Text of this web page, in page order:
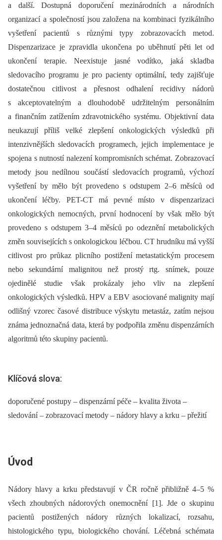
a další. Dostupná doporučení mezinárodních a národních
organizací a společností jsou založena na kombinaci fyzikálního
vyšetření pacientů s různými typy zobrazovacích metod.
Dispenzarizace je zpravidla ukončena po uběhnutí pěti let od
ukončení terapie. Neexistuje jasné vodítko, jaká skladba
sledovacího programu je pro pacienty optimální, tedy zajišťuje
dostatečnou citlivost a přesnost odhalení recidivy nádorů
s akceptovatelným a dlouhodobě udržitelným personálním
a finančním zatížením zdravotnického systému. Objektivní data
neukazují příliš velké zlepšení onkologických výsledků při
intenzivnějších sledovacích programech, jejich implementace je
spojena s nutností nalezení kompromisních schémat. Zobrazovací
metody jsou nedílnou součástí sledovacích programů, výchozí
vyšetření by mělo být provedeno s odstupem 2–6 měsíců od
ukončení léčby. PET-CT má pevné místo v dispenzarizaci
onkologických nemocných, první hodnocení by však mělo být
provedeno s odstupem 3–4 měsíců po odeznění metabolických
změn souvisejících s onkologickou léčbou. CT hrudníku má vyšší
citlivost pro průkaz plicního postižení metastatickým procesem
nebo sekundární malignitou než prostý rtg. snímek, pouze
ojedinělé studie však prokázaly jeho vliv na zlepšení
onkologických výsledků. HPV a EBV asociované malignity mají
odlišný vzorec časové distribuce výskytu metastáz, zatím nejsou
známa jednoznačná data, která by podpořila změnu dispenzárních
algoritmů této skupiny pacientů.
Klíčová slova:
doporučené postupy – dispenzární péče – kvalita života –
sledování – zobrazovací metody – nádory hlavy a krku – přežití
Úvod
Nádory hlavy a krku představují v ČR ročně přibližně 4–5 %
všech zhoubných nádorových onemocnění [1]. Jde o skupinu
pacientů postižených nádory různých lokalizací, rozsahu,
histologického typu, bio­logického chování. Léčebná schémata